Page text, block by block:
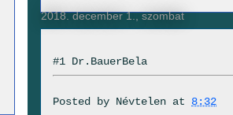
2018. december 1., szombat
#1 Dr.BauerBela
Posted by Névtelen at 8:32